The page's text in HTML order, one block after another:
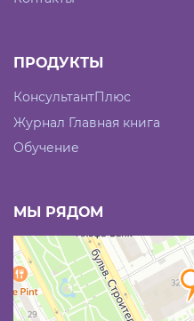
ПРОДУКТЫ
КонсультантПлюс
Журнал Главная книга
Обучение
МЫ РЯДОМ